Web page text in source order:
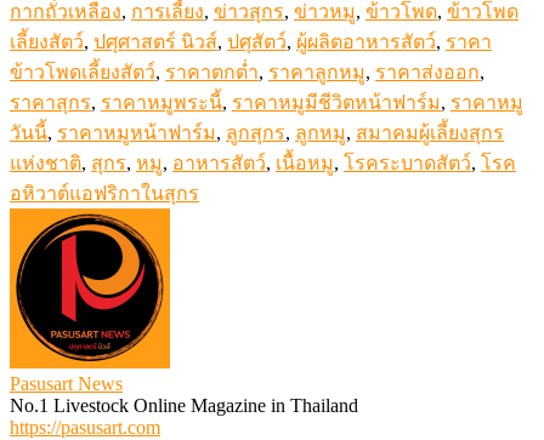
กากถั่วเหลือง, การเลี้ยง, ข่าวสุกร, ข่าวหมู, ข้าวโพด, ข้าวโพด
เลี้ยงสัตว์, ปศุศาสตร์ นิวส์, ปศุสัตว์, ผู้ผลิตอาหารสัตว์, ราคา
ข้าวโพดเลี้ยงสัตว์, ราคาตกต่ำ, ราคาลูกหมู, ราคาส่งออก,
ราคาสุกร, ราคาหมูพระนี้, ราคาหมูมีชีวิตหน้าฟาร์ม, ราคาหมู
วันนี้, ราคาหมูหน้าฟาร์ม, ลูกสุกร, ลูกหมู, สมาคมผู้เลี้ยงสุกร
แห่งชาติ, สุกร, หมู, อาหารสัตว์, เนื้อหมู, โรคระบาดสัตว์, โรค
อหิวาต์แอฟริกาในสุกร
Pasusart News
No.1 Livestock Online Magazine in Thailand
https://pasusart.com